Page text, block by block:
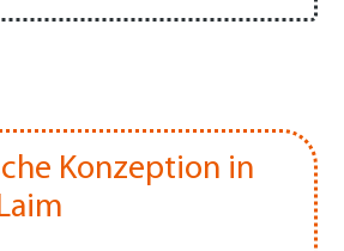
Konzeption in